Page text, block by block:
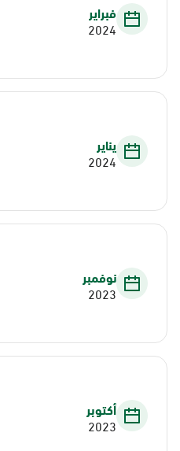
فبراير
2024
يناير
2024
نوفمبر
2023
أكتوبر
2023